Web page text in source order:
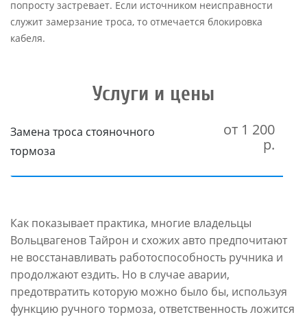
попросту застревает. Если источником неисправности
служит замерзание троса, то отмечается блокировка
кабеля.
Услуги и цены
Замена троса стояночного
тормоза
от 1 200
р.
Как показывает практика, многие владельцы
Вольцвагенов Тайрон и схожих авто предпочитают
не восстанавливать работоспособность ручника и
продолжают ездить. Но в случае аварии,
предотвратить которую можно было бы, используя
функцию ручного тормоза, ответственность ложится